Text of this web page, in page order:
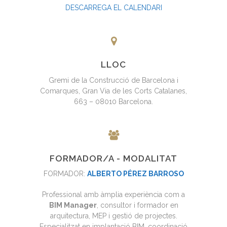
DESCARREGA EL CALENDARI
LLOC
Gremi de la Construcció de Barcelona i
Comarques, Gran Via de les Corts Catalanes,
663 – 08010 Barcelona.
FORMADOR/A - MODALITAT
FORMADOR: ALBERTO PÉREZ BARROSO
Professional amb àmplia experiència com a
BIM Manager, consultor i formador en
arquitectura, MEP i gestió de projectes.